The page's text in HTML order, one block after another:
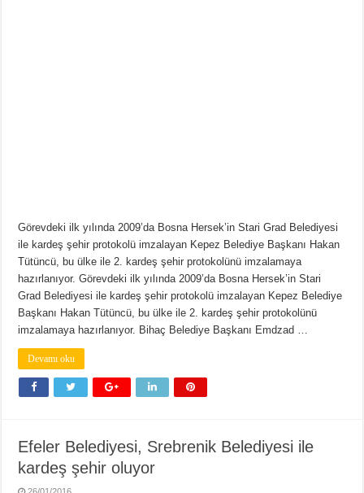
Görevdeki ilk yılında 2009’da Bosna Hersek’in Stari Grad Belediyesi
ile kardeş şehir protokolü imzalayan Kepez Belediye Başkanı Hakan
Tütüncü, bu ülke ile 2. kardeş şehir protokolünü imzalamaya
hazırlanıyor. Görevdeki ilk yılında 2009’da Bosna Hersek’in Stari
Grad Belediyesi ile kardeş şehir protokolü imzalayan Kepez Belediye
Başkanı Hakan Tütüncü, bu ülke ile 2. kardeş şehir protokolünü
imzalamaya hazırlanıyor. Bihaç Belediye Başkanı Emdzad …
Devamı oku
Efeler Belediyesi, Srebrenik Belediyesi ile
kardeş şehir oluyor